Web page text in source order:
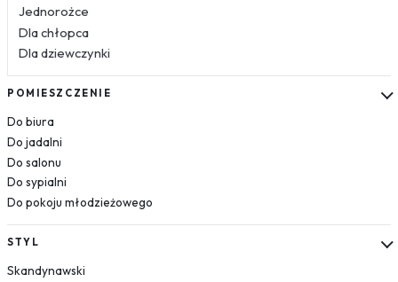
Jednorożce
Dla chłopca
Dla dziewczynki
Kosmos
Krajobrazy
Góry
Las
Plaża
Wodospad
Pustynia
Jezioro
POMIESZCZENIE
Do biura
Do jadalni
Do salonu
Do sypialni
Do pokoju młodzieżowego
STYL
Skandynawski